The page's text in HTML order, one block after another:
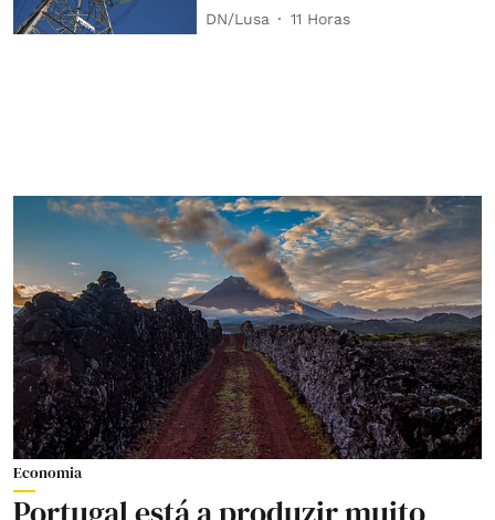
DN/Lusa 11 Horas
Economia